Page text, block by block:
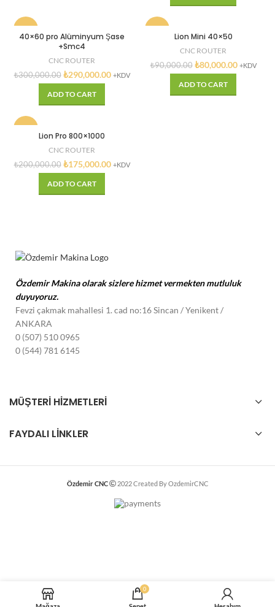
40×60 pro Alüminyum Şase
+Smc4
CNC ROUTER
₺300,000.00 ₺290,000.00 +KDV
ADD TO CART
Lion Mini 40×50
CNC ROUTER
₺90,000.00 ₺80,000.00 +KDV
ADD TO CART
Lion Pro 800×1000
CNC ROUTER
₺200,000.00 ₺175,000.00 +KDV
ADD TO CART
Özdemir Makina olarak sizlere hizmet vermekten mutluluk
duyuyoruz.
Fevzi çakmak mahallesi 1. cad no:16 Sincan / Yenikent/
ANKARA
0 (507) 510 0965
0 (544) 781 6145
MÜŞTERI HİZMETLERI
FAYDALI LINKLER
Özdemir CNC 2022 Created By OzdemirCNC
0